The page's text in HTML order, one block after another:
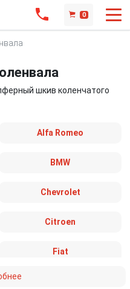
0
шкив коленчатого
Alfa Romeo
BMW
Chevrolet
Citroen
Fiat